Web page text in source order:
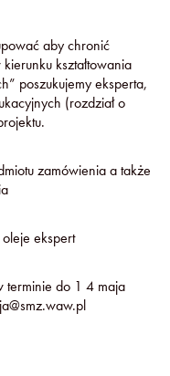
aby chronić
kształtowania
poszukujemy eksperta,
(rozdział o
zamówienia a także
ekspert
terminie do 1 4 maja